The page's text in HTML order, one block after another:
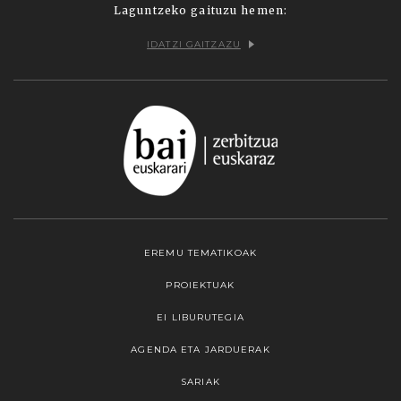
Laguntzeko gaituzu hemen:
IDATZI GAITZAZU
EREMU TEMATIKOAK
PROIEKTUAK
EI LIBURUTEGIA
AGENDA ETA JARDUERAK
SARIAK